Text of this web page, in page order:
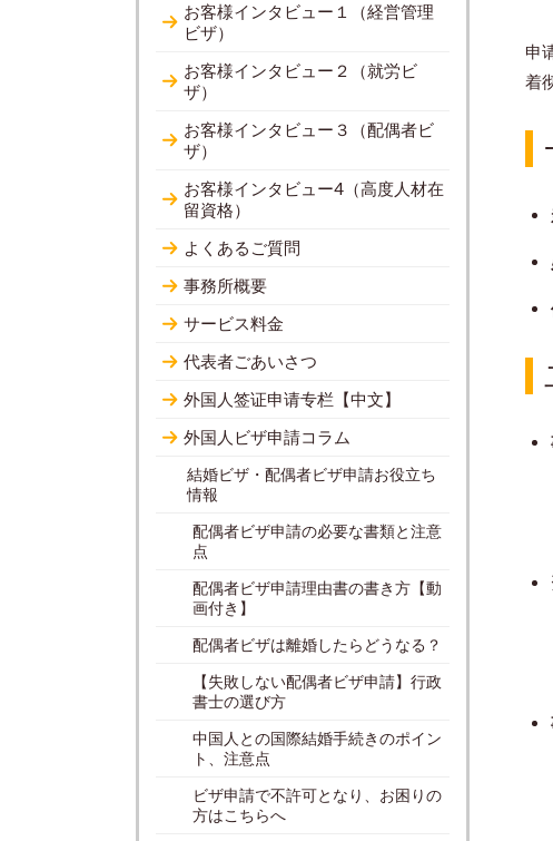
申
着
お客様インタビュー１（経営管理
ビザ）
お客様インタビュー２（就労ビ
ザ）
お客様インタビュー３（配偶者ビ
ザ）
お客様インタビュー4（高度人材在
留資格）
よくあるご質問
事務所概要
サービス料金
代表者ごあいさつ
外国人签证申请专栏【中文】
外国人ビザ申請コラム
結婚ビザ・配偶者ビザ申請お役立ち
情報
配偶者ビザ申請の必要な書類と注意
点
配偶者ビザ申請理由書の書き方【動
画付き】
配偶者ビザは離婚したらどうなる？
【失敗しない配偶者ビザ申請】行政
書士の選び方
中国人との国際結婚手続きのポイン
ト、注意点
ビザ申請で不許可となり、お困りの
方はこちらへ